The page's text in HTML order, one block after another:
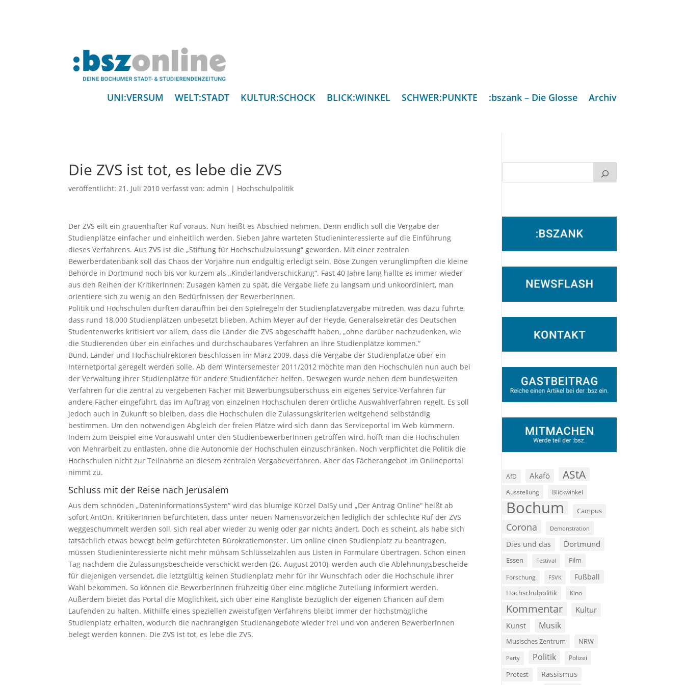
UNI:VERSUM WELT:STADT KULTUR:SCHOCK BLICK:WINKEL SCHWER:PUNKTE :bszank – Die Glosse Archiv
Die ZVS ist tot, es lebe die ZVS
veröffentlicht:21. Juli 2010 verfasst von:admin | Hochschulpolitik
Der ZVS eilt ein grauenhafter Ruf voraus. Nun heißt es Abschied nehmen. Denn endlich soll die Vergabe der
Studienplätze einfacher und einheitlich werden. Sieben Jahre warteten Studieninteressierte auf die Einführung
dieses Verfahrens. Aus ZVS ist die „Stiftung für Hochschulzulassung“ geworden. Mit einer zentralen
Bewerberdatenbank soll das Chaos der Vorjahre nun endgültig erledigt sein. Böse Zungen verunglimpften die kleine
Behörde in Dortmund noch bis vor kurzem als „Kinderlandverschickung“. Fast 40 Jahre lang hallte es immer wieder
aus den Reihen der KritikerInnen: Zusagen kämen zu spät, die Vergabe liefe zu langsam und unkoordiniert, man
orientiere sich zu wenig an den Bedürfnissen der BewerberInnen.
Politik und Hochschulen durften daraufhin bei den Spielregeln der Studienplatzvergabe mitreden, was dazu führte,
dass rund 18.000 Studienplätzen unbesetzt blieben. Achim Meyer auf der Heyde, Generalsekretär des Deutschen
Studentenwerks kritisiert vor allem, dass die Länder die ZVS abgeschafft haben, „ohne darüber nachzudenken, wie
die Studierenden über ein einfaches und durchschaubares Verfahren an ihre Studienplätze kommen.“
Bund, Länder und Hochschulrektoren beschlossen im März 2009, dass die Vergabe der Studienplätze über ein
Internetportal geregelt werden solle. Ab dem Wintersemester 2011/2012 möchte man den Hochschulen nun auch bei
der Verwaltung ihrer Studienplätze für andere Studienfächer helfen. Deswegen wurde neben dem bundesweiten
Verfahren für die zentral zu vergebenen Fächer mit Bewerbungsüberschuss ein eigenes Service-Verfahren für
andere Fächer eingeführt, das im Auftrag von einzelnen Hochschulen deren örtliche Auswahlverfahren regelt. Es soll
jedoch auch in Zukunft so bleiben, dass die Hochschulen die Zulassungskriterien weitgehend selbständig
bestimmen. Um den notwendigen Abgleich der freien Plätze wird sich dann das Serviceportal im Web kümmern.
Indem zum Beispiel eine Vorauswahl unter den StudienbewerberInnen getroffen wird, hofft man die Hochschulen
von Mehrarbeit zu entlasten, ohne die Autonomie der Hochschulen einzuschränken. Noch verpflichtet die Politik die
Hochschulen nicht zur Teilnahme an diesem zentralen Vergabeverfahren. Aber das Fächerangebot im Onlineportal
nimmt zu.
Schluss mit der Reise nach Jerusalem
Aus dem schnöden „DatenInformationsSystem“ wird das blumige Kürzel DaISy und „Der Antrag Online“ heißt ab
sofort AntOn. KritikerInnen befürchteten, dass unter neuen Namensvorzeichen lediglich der schlechte Ruf der ZVS
weggeschummelt werden soll, sich real aber wieder zu wenig oder gar nichts ändert. Doch es scheint, als habe sich
tatsächlich etwas bewegt beim gefürchteten Bürokratiemonster. Um online einen Studienplatz zu beantragen,
müssen Studieninteressierte nicht mehr mühsam Schlüsselzahlen aus Listen in Formulare übertragen. Schon einen
Tag nachdem die Zulassungsbescheide verschickt werden (26. August 2010), werden auch die Ablehnungsbescheide
für diejenigen versendet, die letztgültig keinen Studienplatz mehr für ihr Wunschfach oder die Hochschule ihrer
Wahl bekommen. So können die BewerberInnen frühzeitig über eine mögliche Zuteilung informiert werden.
Außerdem bietet das Portal die Möglichkeit, sich über eine Rangliste bezüglich der eigenen Chancen auf dem
Laufenden zu halten. Mithilfe eines speziellen zweistufigen Verfahrens bleibt immer der höchstmögliche
Studienplatz erhalten, wodurch die nachrangigen Studienangebote wieder frei und von anderen BewerberInnen
belegt werden können. Die ZVS ist tot, es lebe die ZVS.
AfD Akafö AStA
Ausstellung Blickwinkel
Bochum Campus
Corona Demonstration
Diës und das Dortmund
Essen Festival Film
Forschung FSVK Fußball
Hochschulpolitik Kino
Kommentar Kultur
Kunst Musik
Musisches Zentrum NRW
Party Politik Polizei
Protest Rassismus